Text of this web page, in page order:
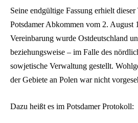
Seine endgültige Fassung erhielt
Potsdamer Abkommen vom 2. August
Vereinbarung wurde Ostdeutschland
beziehungsweise – im Falle des
sowjetische Verwaltung gestellt.
der Gebiete an Polen war nicht
Dazu heißt es im Potsdamer Protokoll: